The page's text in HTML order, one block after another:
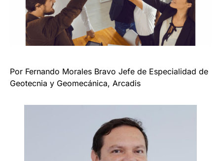
Por Fernando Morales Bravo Jefe de Especialidad de
Geotecnia y Geomecánica, Arcadis